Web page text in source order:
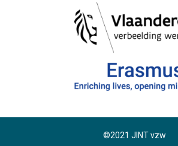
©2021 JINT vzw